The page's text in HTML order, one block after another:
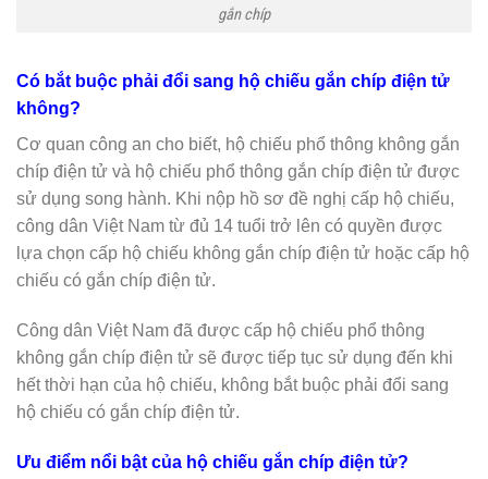
gắn chíp
Có bắt buộc phải đổi sang hộ chiếu gắn chíp điện tử
không?
Cơ quan công an cho biết, hộ chiếu phổ thông không gắn
chíp điện tử và hộ chiếu phổ thông gắn chíp điện tử được
sử dụng song hành. Khi nộp hồ sơ đề nghị cấp hộ chiếu,
công dân Việt Nam từ đủ 14 tuổi trở lên có quyền được
lựa chọn cấp hộ chiếu không gắn chíp điện tử hoặc cấp hộ
chiếu có gắn chíp điện tử.
Công dân Việt Nam đã được cấp hộ chiếu phổ thông
không gắn chíp điện tử sẽ được tiếp tục sử dụng đến khi
hết thời hạn của hộ chiếu, không bắt buộc phải đổi sang
hộ chiếu có gắn chíp điện tử.
Ưu điểm nổi bật của hộ chiếu gắn chíp điện tử?